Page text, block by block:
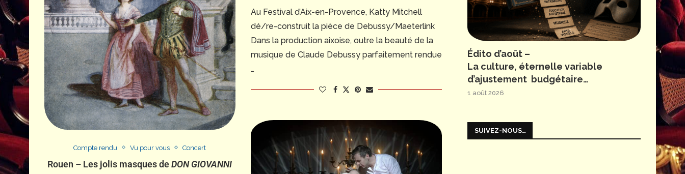
Au Festival d’Aix-en-Provence, Katty Mitchell
dé/re-construit la pièce de Debussy/Maeterlink
Dans la production aixoise, outre la beauté de la
musique de Claude Debussy parfaitement rendue
…
Compte rendu Vu pour vous Concert
Rouen – Les jolis masques deDON GIOVANNI
Édito d’août –
La culture, éternelle variable
d’ajustement budgétaire…
1 août 2026
SUIVEZ-NOUS…